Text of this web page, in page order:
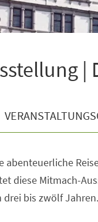
|
abenteuerliche
diese Mitmach-
drei bis zwölf Jahren.